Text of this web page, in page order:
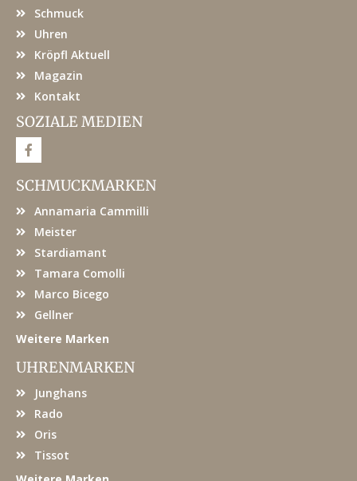
Schmuck
Uhren
Kröpfl Aktuell
Magazin
Kontakt
SOZIALE MEDIEN
F
a
e
b
o
SCHMUCKMARKEN
Annamaria Cammilli
Meister
Stardiamant
Tamara Comolli
Marco Bicego
Gellner
Weitere Marken
UHRENMARKEN
Junghans
Rado
Oris
Tissot